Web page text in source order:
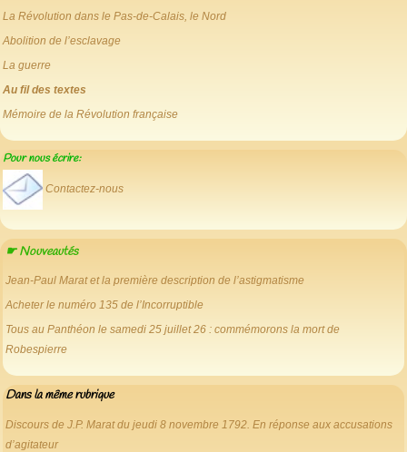
La Révolution dans le Pas-de-Calais, le Nord
Abolition de l’esclavage
La guerre
Au fil des textes
Mémoire de la Révolution française
Pour nous écrire:
Contactez-nous
☛ Nouveautés
Jean-Paul Marat et la première description de l’astigmatisme
Acheter le numéro 135 de l’Incorruptible
Tous au Panthéon le samedi 25 juillet 26 : commémorons la mort de
Robespierre
Dans la même rubrique
Discours de J.P. Marat du jeudi 8 novembre 1792. En réponse aux accusations
d’agitateur